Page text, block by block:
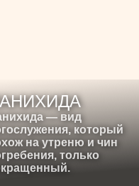
— вид
который
на утреню и чин
только